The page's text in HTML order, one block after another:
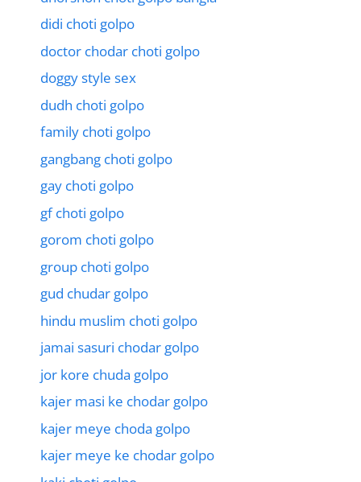
didi choti golpo
doctor chodar choti golpo
doggy style sex
dudh choti golpo
family choti golpo
gangbang choti golpo
gay choti golpo
gf choti golpo
gorom choti golpo
group choti golpo
gud chudar golpo
hindu muslim choti golpo
jamai sasuri chodar golpo
jor kore chuda golpo
kajer masi ke chodar golpo
kajer meye choda golpo
kajer meye ke chodar golpo